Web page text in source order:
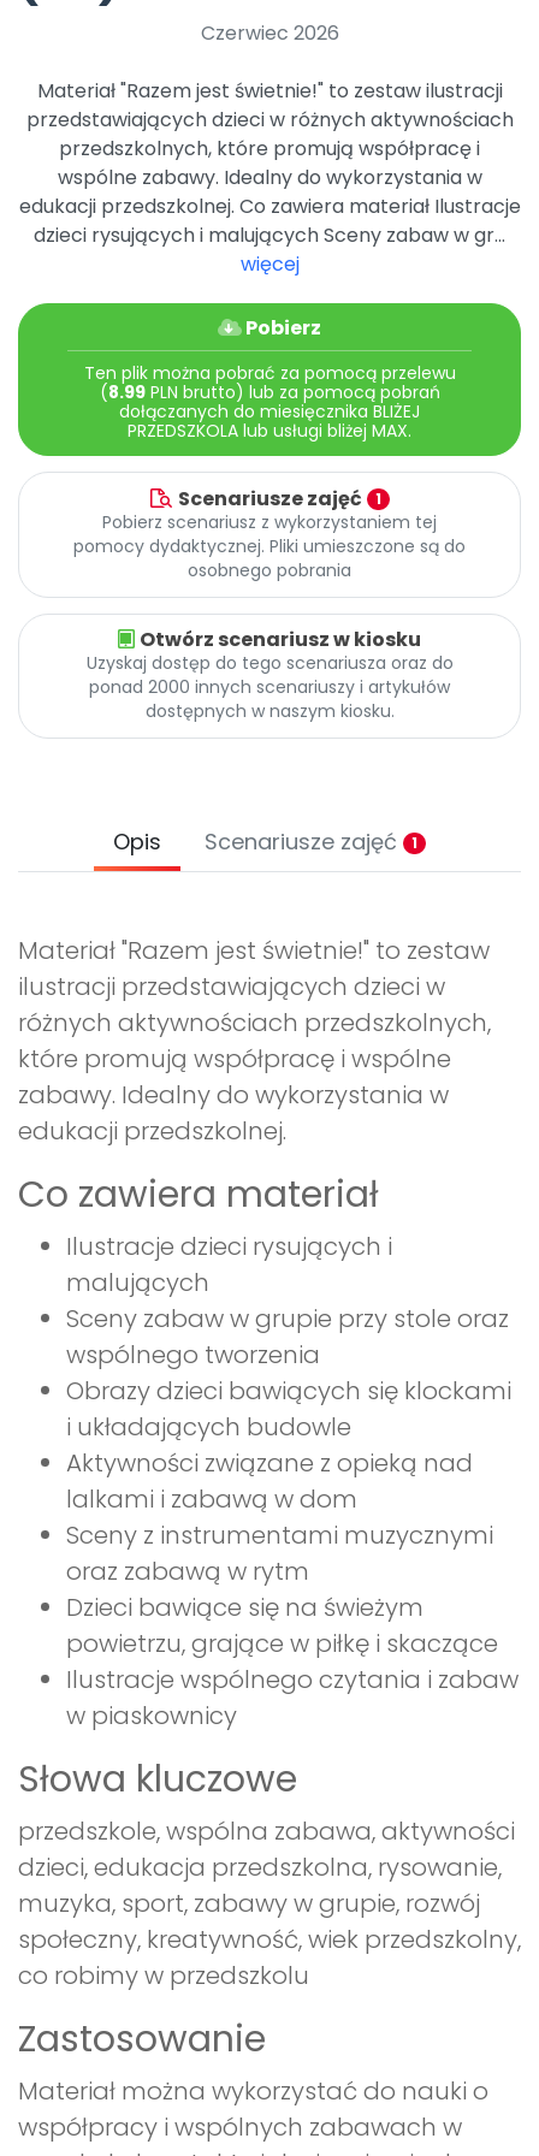
Promocje
Czerwiec 2026
Materiał "Razem jest świetnie!" to zestaw ilustracji
przedstawiających dzieci w różnych aktywnościach
przedszkolnych, które promują współpracę i
wspólne zabawy. Idealny do wykorzystania w
edukacji przedszkolnej. Co zawiera materiał Ilustracje
dzieci rysujących i malujących Sceny zabaw w gr...
więcej
Pobierz
Ten plik można pobrać za pomocą przelewu
(8.99PLN brutto) lub za pomocą pobrań
dołączanych do miesięcznika BLIŻEJ
PRZEDSZKOLA lub usługi bliżej MAX.
Scenariusze zajęć 1
Pobierz scenariusz z wykorzystaniem tej
pomocy dydaktycznej. Pliki umieszczone są do
osobnego pobrania
Otwórz scenariusz w kiosku
Uzyskaj dostęp do tego scenariusza oraz do
ponad 2000 innych scenariuszy i artykułów
dostępnych w naszym kiosku.
Opis Scenariusze zajęć 1
Materiał "Razem jest świetnie!" to zestaw
ilustracji przedstawiających dzieci w
różnych aktywnościach przedszkolnych,
które promują współpracę i wspólne
zabawy. Idealny do wykorzystania w
edukacji przedszkolnej.
Co zawiera materiał
Ilustracje dzieci rysujących i
malujących
Sceny zabaw w grupie przy stole oraz
wspólnego tworzenia
Obrazy dzieci bawiących się klockami
i układających budowle
Aktywności związane z opieką nad
lalkami i zabawą w dom
Sceny z instrumentami muzycznymi
oraz zabawą w rytm
Dzieci bawiące się na świeżym
powietrzu, grające w piłkę i skaczące
Ilustracje wspólnego czytania i zabaw
w piaskownicy
Słowa kluczowe
przedszkole, wspólna zabawa, aktywności
dzieci, edukacja przedszkolna, rysowanie,
muzyka, sport, zabawy w grupie, rozwój
społeczny, kreatywność, wiek przedszkolny,
co robimy w przedszkolu
Zastosowanie
Materiał można wykorzystać do nauki o
współpracy i wspólnych zabawach w